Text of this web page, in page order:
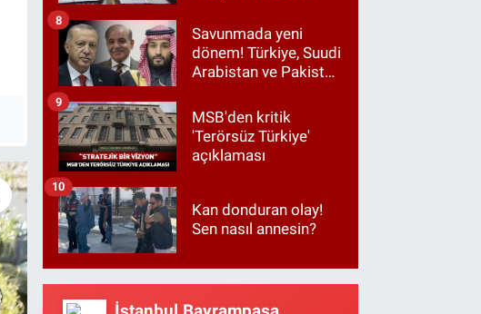
Savunmada yeni
dönem! Türkiye, Suudi
Arabistan ve Pakistan
8
MSB'den kritik
'Terörsüz Türkiye'
açıklaması
9
Kan donduran olay!
Sen nasıl annesin?
10